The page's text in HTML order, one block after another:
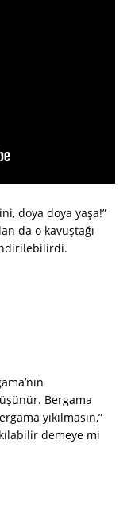
doya doya yaşa!”
da o kavuştağı
Bergama
yıkılmasın,”
demeye mi